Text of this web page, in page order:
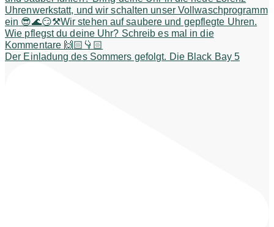
Der Einladung des Sommers gefolgt. Die Black Bay 5